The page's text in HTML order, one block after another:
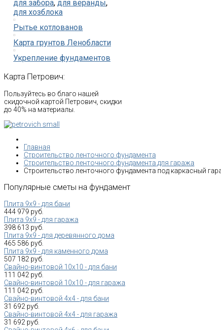
для забора, для веранды,
для хозблока
Рытье котлованов
Карта грунтов Ленобласти
Укрепление фундаментов
Карта Петрович:
Пользуйтесь во благо нашей
скидочной картой Петрович, скидки
до 40% на материалы.
Главная
Строительство ленточного фундамента
Строительство ленточного фундамента для гаража
Строительство ленточного фундамента под каркасный
Популярные сметы на фундамент
Плита 9х9 - для бани
444 979 руб.
Плита 9х9 - для гаража
398 613 руб.
Плита 9х9 - для деревянного дома
465 586 руб.
Плита 9х9 - для каменного дома
507 182 руб.
Свайно-винтовой 10х10 - для бани
111 042 руб.
Свайно-винтовой 10х10 - для гаража
111 042 руб.
Свайно-винтовой 4х4 - для бани
31 692 руб.
Свайно-винтовой 4х4 - для гаража
31 692 руб.